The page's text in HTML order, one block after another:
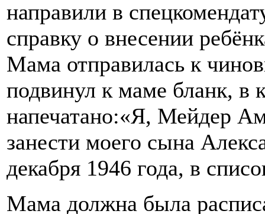
направили в
справку о внесении
Мама отправилась к
подвинул к маме бланк, в
напечатано:«Я, Мейдер
занести моего сына
декабря 1946 года, в
Мама должна была